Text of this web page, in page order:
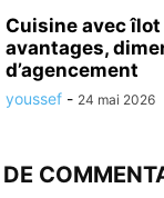
Cuisine avec
avantages,
d’agencement
youssef - 24 mai 2026
DE